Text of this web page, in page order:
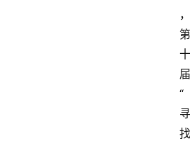
，
第
十
届
“
寻
找